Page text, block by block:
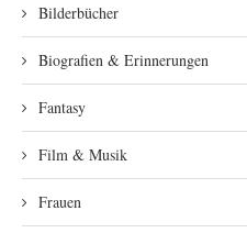
Bilderbücher
Biografien & Erinnerungen
Fantasy
Film & Musik
Frauen